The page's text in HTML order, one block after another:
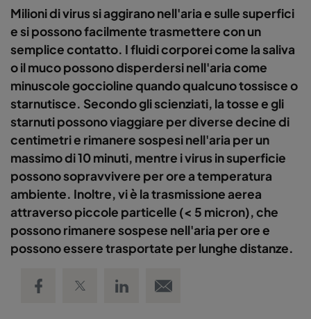
Milioni di virus si aggirano nell'aria e sulle superfici
e si possono facilmente trasmettere con un
semplice contatto. I fluidi corporei come la saliva
o il muco possono disperdersi nell'aria come
minuscole goccioline quando qualcuno tossisce o
starnutisce. Secondo gli scienziati, la tosse e gli
starnuti possono viaggiare per diverse decine di
centimetri e rimanere sospesi nell'aria per un
massimo di 10 minuti, mentre i virus in superficie
possono sopravvivere per ore a temperatura
ambiente. Inoltre, vi è la trasmissione aerea
attraverso piccole particelle (< 5 micron), che
possono rimanere sospese nell'aria per ore e
possono essere trasportate per lunghe distanze.